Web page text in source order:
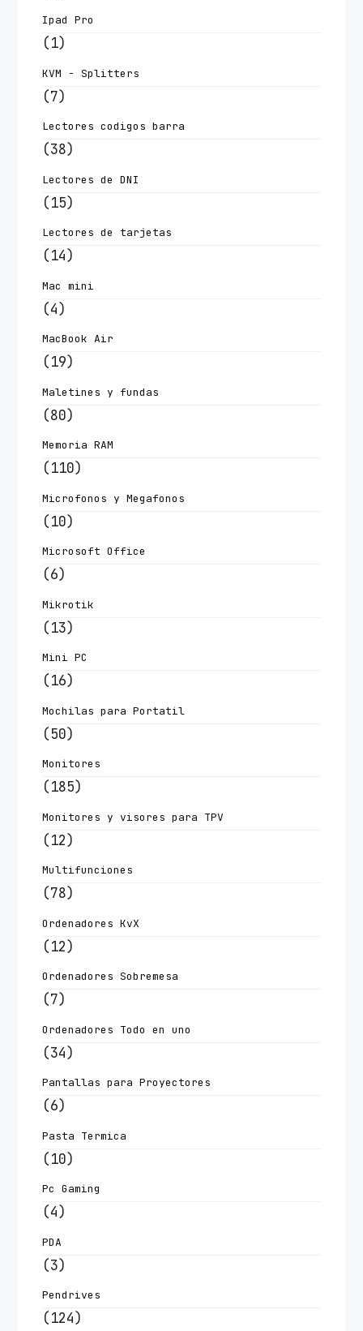
Ipad Pro
(1)
KVM - Splitters
(7)
Lectores codigos barra
(38)
Lectores de DNI
(15)
Lectores de tarjetas
(14)
Mac mini
(4)
MacBook Air
(19)
Maletines y fundas
(80)
Memoria RAM
(110)
Microfonos y Megafonos
(10)
Microsoft Office
(6)
Mikrotik
(13)
Mini PC
(16)
Mochilas para Portatil
(50)
Monitores
(185)
Monitores y visores para TPV
(12)
Multifunciones
(78)
Ordenadores KvX
(12)
Ordenadores Sobremesa
(7)
Ordenadores Todo en uno
(34)
Pantallas para Proyectores
(6)
Pasta Termica
(10)
Pc Gaming
(4)
PDA
(3)
Pendrives
(124)